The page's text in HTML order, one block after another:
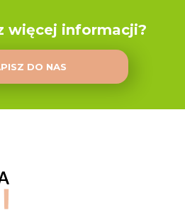
więcej informacji?
DO NAS